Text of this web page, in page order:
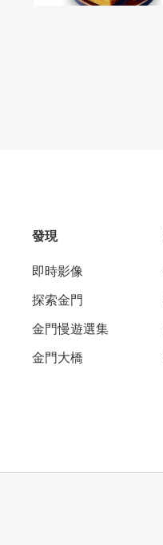
發現
即時影像
探索金門
金門慢遊選集
金門大橋